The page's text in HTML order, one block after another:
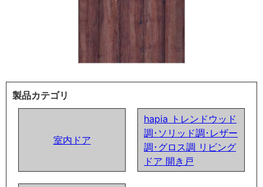
製品カテゴリ
室内ドア
hapia トレンドウッド
調･ソリッド調･レザー
調･グロス調 リビング
ドア 開き戸